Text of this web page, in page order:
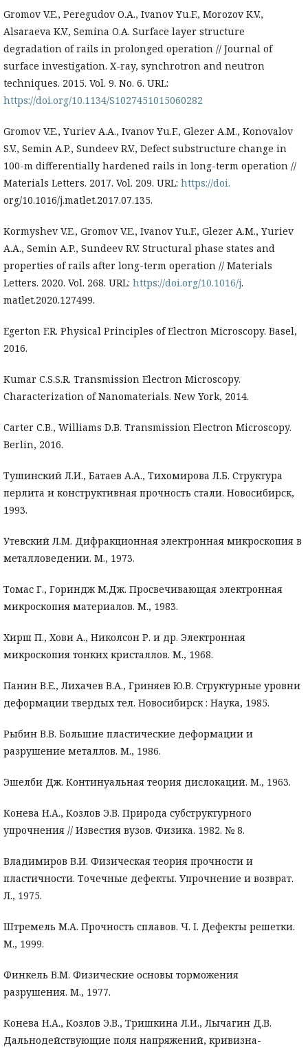
Gromov V.E., Peregudov O.A., Ivanov Yu.F., Morozov K.V.,
Alsaraeva K.V., Semina O.A. Surface layer structure
degradation of rails in prolonged operation // Journal of
surface investigation. X-ray, synchrotron and neutron
techniques. 2015. Vol. 9. No. 6. URL:
https://doi.org/10.1134/S1027451015060282
Gromov V.E., Yuriev A.A., Ivanov Yu.F., Glezer A.M., Konovalov
S.V., Semin A.P., Sundeev R.V., Defect substructure change in
100-m differentially hardened rails in long-term operation //
Materials Letters. 2017. Vol. 209. URL: https://doi.
org/10.1016/j.matlet.2017.07.135.
Kormyshev V.E., Gromov V.E., Ivanov Yu.F., Glezer A.M., Yuriev
A.A., Semin A.P., Sundeev R.V. Structural phase states and
properties of rails after long-term operation // Materials
Letters. 2020. Vol. 268. URL: https://doi.org/10.1016/j.
matlet.2020.127499.
Egerton F.R. Physical Principles of Electron Microscopy. Basel,
2016.
Kumar C.S.S.R. Transmission Electron Microscopy.
Characterization of Nanomaterials. New York, 2014.
Carter C.B., Williams D.B. Transmission Electron Microscopy.
Berlin, 2016.
Тушинский Л.И., Батаев А.А., Тихомирова Л.Б. Структура
перлита и конструктивная прочность стали. Новосибирск,
1993.
Утевский Л.М. Дифракционная электронная микроскопия в
металловедении. М., 1973.
Томас Г., Гориндж М.Дж. Просвечивающая электронная
микроскопия материалов. М., 1983.
Хирш П., Хови А., Николсон Р. и др. Электронная
микроскопия тонких кристаллов. М., 1968.
Панин В.Е., Лихачев В.А., Гриняев Ю.В. Структурные уровни
деформации твердых тел. Новосибирск : Наука, 1985.
Рыбин В.В. Большие пластические деформации и
разрушение металлов. М., 1986.
Эшелби Дж. Континуальная теория дислокаций. М., 1963.
Конева Н.А., Козлов Э.В. Природа субструктурного
упрочнения // Известия вузов. Физика. 1982. № 8.
Владимиров В.И. Физическая теория прочности и
пластичности. Точечные дефекты. Упрочнение и возврат.
Л., 1975.
Штремель М.А. Прочность сплавов. Ч. I. Дефекты решетки.
М., 1999.
Финкель В.М. Физические основы торможения
разрушения. М., 1977.
Конева Н.А., Козлов Э.В., Тришкина Л.И., Лычагин Д.В.
Дальнодействующие поля напряжений, кривизна-